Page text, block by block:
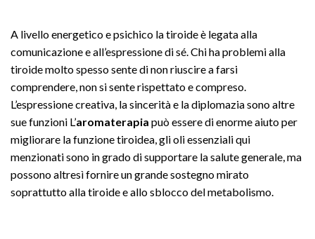
A livello energetico e psichico la tiroide è legata alla
comunicazione e all’espressione di sé. Chi ha problemi alla
tiroide molto spesso sente di non riuscire a farsi
comprendere, non si sente rispettato e compreso.
L’espressione creativa, la sincerità e la diplomazia sono altre
sue funzioni L’aromaterapia può essere di enorme aiuto per
migliorare la funzione tiroidea, gli oli essenziali qui
menzionati sono in grado di supportare la salute generale, ma
possono altresì fornire un grande sostegno mirato
soprattutto alla tiroide e allo sblocco del metabolismo.